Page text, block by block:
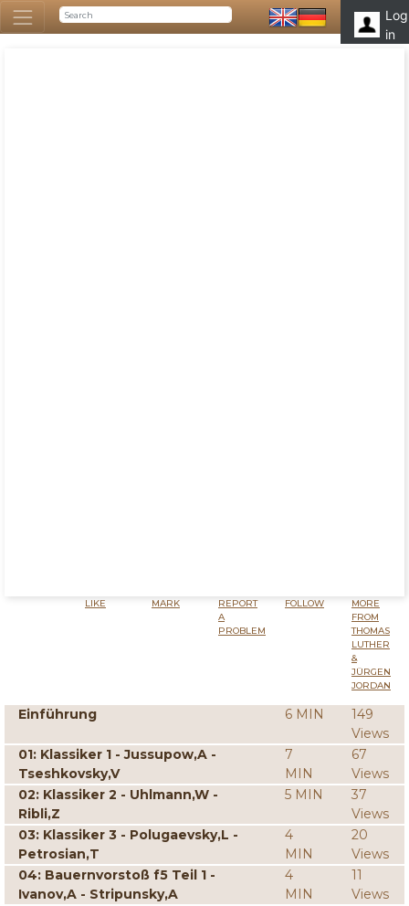
Log
in
LIKE MARK
REPORT
A
PROBLEM
FOLLOW
MORE
FROM
THOMAS
LUTHER
&
JÜRGEN
JORDAN
Einführung 6 MIN
149
Views
01: Klassiker 1 - Jussupow,A -
Tseshkovsky,V
7
MIN
67
Views
02: Klassiker 2 - Uhlmann,W -
Ribli,Z
5 MIN
37
Views
03: Klassiker 3 - Polugaevsky,L -
Petrosian,T
4
MIN
20
Views
04: Bauernvorstoß f5 Teil 1 -
Ivanov,A - Stripunsky,A
4
MIN
11
Views